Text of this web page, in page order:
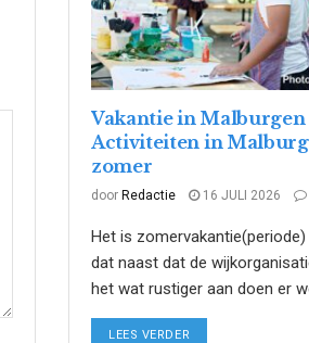
Vakantie in Malburgen
Activiteiten in
zomer
door Redactie 16 JULI 2026
Het is
dat naast dat de
het wat rustiger aan doen er
LEES VERDER